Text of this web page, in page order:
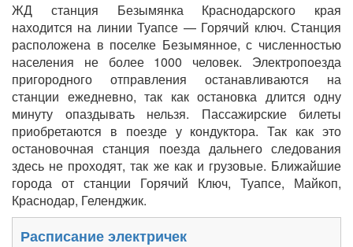
ЖД станция Безымянка Краснодарского края
находится на линии Туапсе — Горячий ключ. Станция
расположена в поселке Безымянное, с численностью
населения не более 1000 человек. Электропоезда
пригородного отправления останавливаются на
станции ежедневно, так как остановка длится одну
минуту опаздывать нельзя. Пассажирские билеты
приобретаются в поезде у кондуктора. Так как это
остановочная станция поезда дальнего следования
здесь не проходят, так же как и грузовые. Ближайшие
города от станции Горячий Ключ, Туапсе, Майкоп,
Краснодар, Геленджик.
Расписание электричек